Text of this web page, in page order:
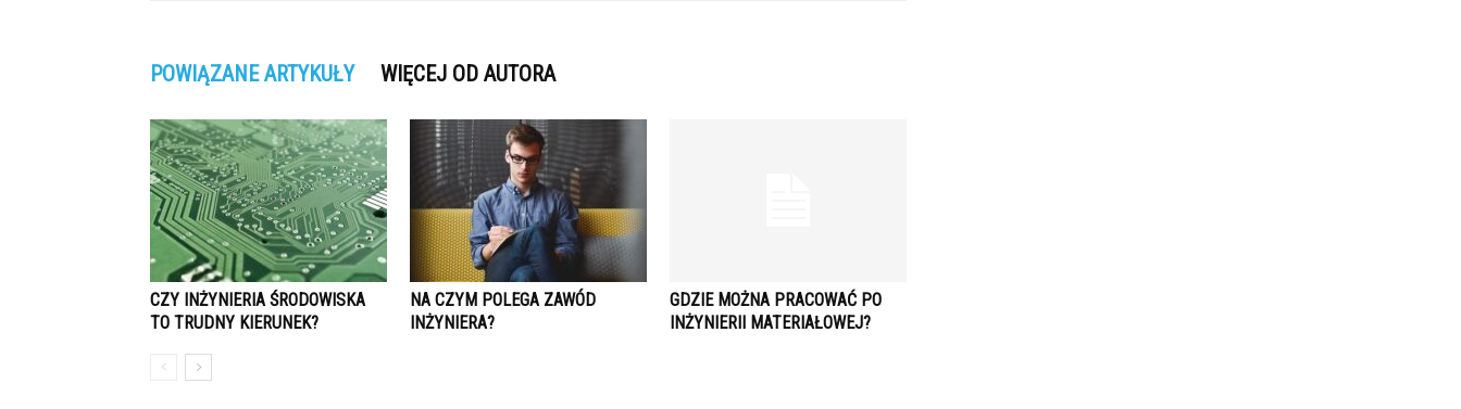
POWIĄZANE ARTYKUŁY WIĘCEJ OD AUTORA
CZY INŻYNIERIA ŚRODOWISKA
TO TRUDNY KIERUNEK?
NA CZYM POLEGA ZAWÓD
INŻYNIERA?
GDZIE MOŻNA PRACOWAĆ PO
INŻYNIERII MATERIAŁOWEJ?